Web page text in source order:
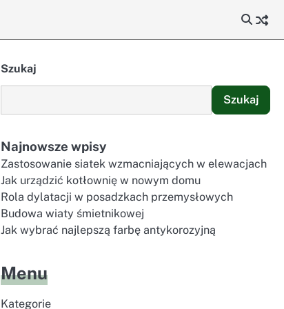
Szukaj
Szukaj
Najnowsze wpisy
Zastosowanie siatek wzmacniających w elewacjach
Jak urządzić kotłownię w nowym domu
Rola dylatacji w posadzkach przemysłowych
Budowa wiaty śmietnikowej
Jak wybrać najlepszą farbę antykorozyjną
Menu
Kategorie